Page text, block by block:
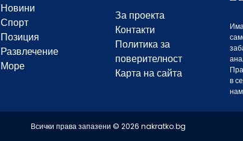
Новини
Спорт
Позиция
Развлечение
Море
За проекта
Контакти
Политика за
поверителност
Карта на сайта
в
Всички права запазени © 2026 nakratko.bg